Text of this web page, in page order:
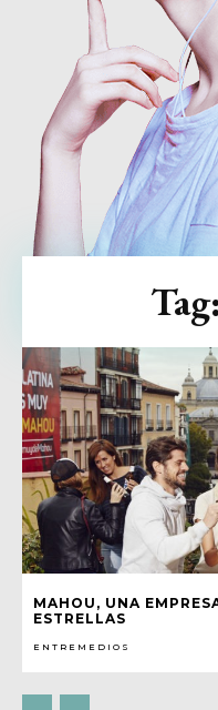
MAHOU, UNA
ESTRELLAS
ENTREMEDIOS
Tag: